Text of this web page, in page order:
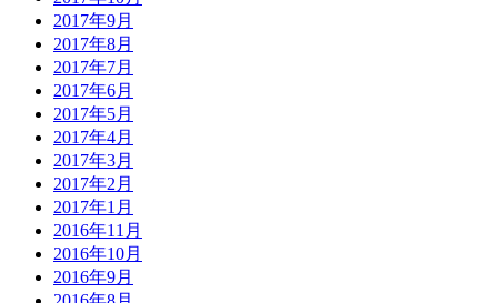
2017年9月
2017年8月
2017年7月
2017年6月
2017年5月
2017年4月
2017年3月
2017年2月
2017年1月
2016年11月
2016年10月
2016年9月